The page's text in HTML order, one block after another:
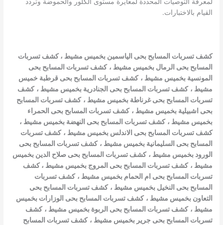
لمعرفة التوصيات المحددة لمعايرة مستوى الكلور والحموضة وتردد
القيام بالاختبارات.
كشف تسربات المسابح بحى الياسمين بخميس مشيط ،كشف تسربات
المسابح بحى الرمال بخميس مشيط ، كشف تسربات المسابح بحى
المونسية بخميس مشيط ، كشف تسربات المسابح بحى قرطبة خميس
مشيط ، كشف تسربات المسابح بحى الجنادرية بخميس مشيط ، كشف
تسربات المسابح بحى غرناطة بخميس مشيط ، كشف تسربات المسابح
بحى اشبيلية بخميس مشيط ، كشف تسربات المسابح بحى الحمراء
بخميس مشيط ، كشف تسربات المسابح بحى النهضة بخميس مشيط ،
كشف تسربات المسابح بحى الاندلس بخميس مشيط ، كشف تسربات
المسابح بحى السليمانية بخميس مشيط ، كشف تسربات المسابح بحى
الورود بخميس مشيط ، كشف تسربات المسابح بحى صلاح الدين بخميس
مشيط ، كشف تسربات المسابح بحى المروج بخميس مشيط ،كشف
تسربات المسابح بحى ام الحمام بخميس مشيط ، كشف تسربات
المسابح بحى النخيل بخميس مشيط ، كشف تسربات المسابح بحى
التعاون بخميس مشيط ، كشف تسربات المسابح بحى الوزارات بخميس
مشيط ، كشف تسربات المسابح بحى الربوة بخميس مشيط ، كشف
تسربات المسابح بحى جرير بخميس مشيط ، كشف تسربات المسابح